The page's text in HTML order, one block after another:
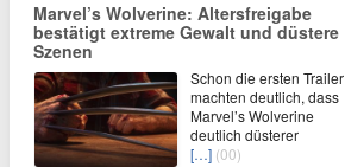
Marvel’s Wolverine: Altersfreigabe
bestätigt extreme Gewalt und düstere
Szenen
Schon die ersten Trailer
machten deutlich, dass
Marvel’s Wolverine
deutlich düsterer
[…] (00)